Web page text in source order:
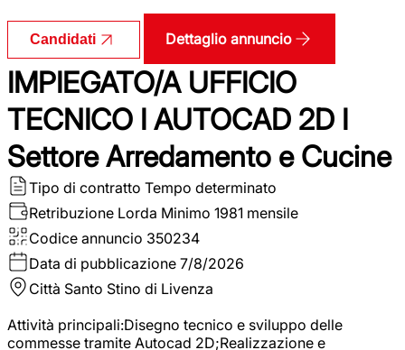
Candidati Dettaglio annuncio
IMPIEGATO/A UFFICIO
TECNICO I AUTOCAD 2D I
Settore Arredamento e Cucine
Tipo di contratto Tempo determinato
Retribuzione Lorda Minimo 1981 mensile
Codice annuncio 350234
Data di pubblicazione 7/8/2026
Città Santo Stino di Livenza
Attività principali:Disegno tecnico e sviluppo delle
commesse tramite Autocad 2D;Realizzazione e